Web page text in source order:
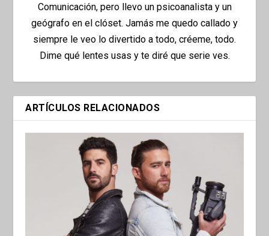
Comunicación, pero llevo un psicoanalista y un
geógrafo en el clóset. Jamás me quedo callado y
siempre le veo lo divertido a todo, créeme, todo.
Dime qué lentes usas y te diré que serie ves.
ARTÍCULOS RELACIONADOS